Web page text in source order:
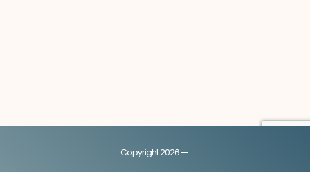
Copyright 2026 — .